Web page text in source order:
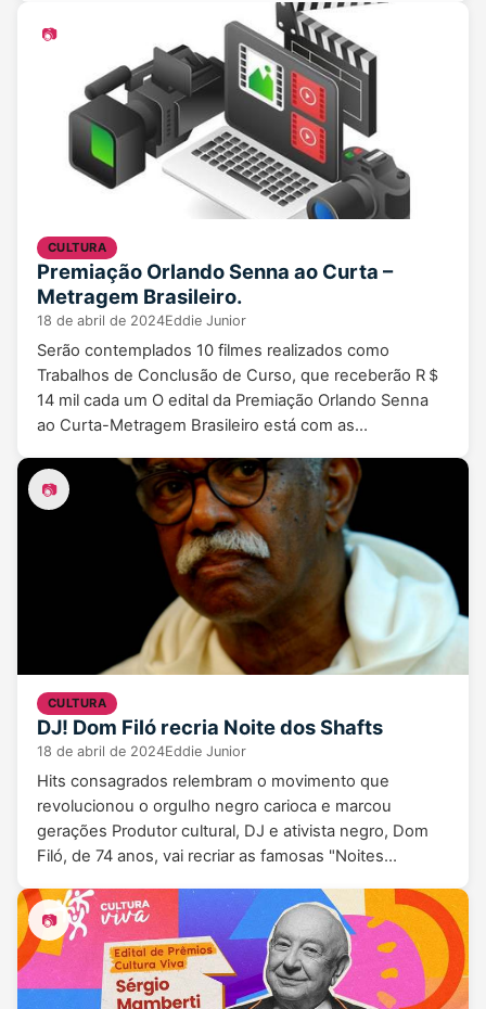
📷
CULTURA
Premiação Orlando Senna ao Curta –
Metragem Brasileiro.
18 de abril de 2024Eddie Junior
Serão contemplados 10 filmes realizados como
Trabalhos de Conclusão de Curso, que receberão R＄
14 mil cada um O edital da Premiação Orlando Senna
ao Curta-Metragem Brasileiro está com as…
📷
CULTURA
DJ! Dom Filó recria Noite dos Shafts
18 de abril de 2024Eddie Junior
Hits consagrados relembram o movimento que
revolucionou o orgulho negro carioca e marcou
gerações Produtor cultural, DJ e ativista negro, Dom
Filó, de 74 anos, vai recriar as famosas "Noites…
📷